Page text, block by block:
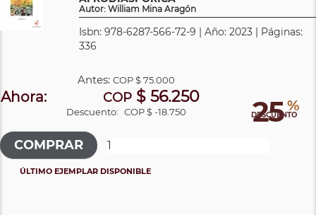
Autor: William Mina Aragón
Isbn: 978-6287-566-72-9 | Año: 2023 | Páginas:
336
25 %
DESCUENTO
Antes:COP$ 75.000
Ahora: COP$ 56.250
Descuento: COP $ -18.750
ÚLTIMO EJEMPLAR DISPONIBLE